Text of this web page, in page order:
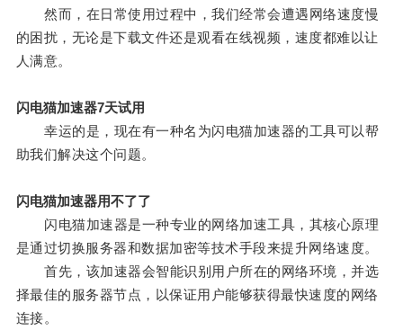
然而，在日常使用过程中，我们经常会遭遇网络速度慢
的困扰，无论是下载文件还是观看在线视频，速度都难以让
人满意。
闪电猫加速器7天试用
幸运的是，现在有一种名为闪电猫加速器的工具可以帮
助我们解决这个问题。
闪电猫加速器用不了了
闪电猫加速器是一种专业的网络加速工具，其核心原理
是通过切换服务器和数据加密等技术手段来提升网络速度。
首先，该加速器会智能识别用户所在的网络环境，并选
择最佳的服务器节点，以保证用户能够获得最快速度的网络
连接。